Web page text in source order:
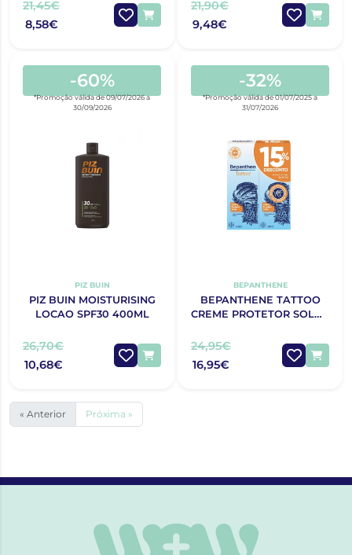
21,45€
8,58€
21,90€
9,48€
-60%
*Promoção válida de 09/07/2026 a
30/09/2026
PIZ BUIN
PIZ BUIN MOISTURISING
LOCAO SPF30 400ML
26,70€
10,68€
-32%
*Promoção válida de 01/07/2025 a
31/07/2026
BEPANTHENE
BEPANTHENE TATTOO
CREME PROTETOR SOLAR
24,95€
16,95€
« Anterior Próxima »